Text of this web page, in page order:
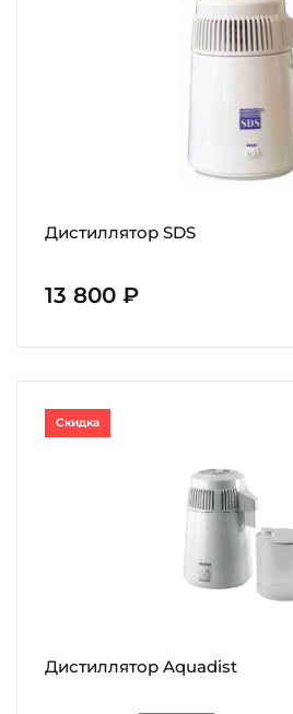
Дистиллятор SDS
13 800 ₽
Дистиллятор Aquadist
Скидка